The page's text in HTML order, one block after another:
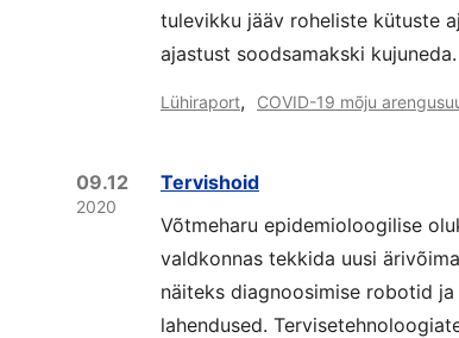
tulevikku jääv roheliste kütuste
ajastust soodsamakski kujuneda.
Lühiraport, COVID-19 mõju
09.12
2020
Tervishoid
Võtmeharu epidemioloogilise
valdkonnas tekkida uusi
näiteks diagnoosimise robotid
lahendused.